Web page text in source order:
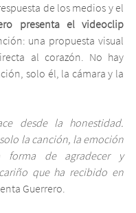
de los medios y el
presenta el videoclip
una propuesta visual
al corazón. No hay
solo él, la cámara y la
desde la honestidad.
la canción, la emoción
de agradecer y
que ha recibido en
Guerrero.